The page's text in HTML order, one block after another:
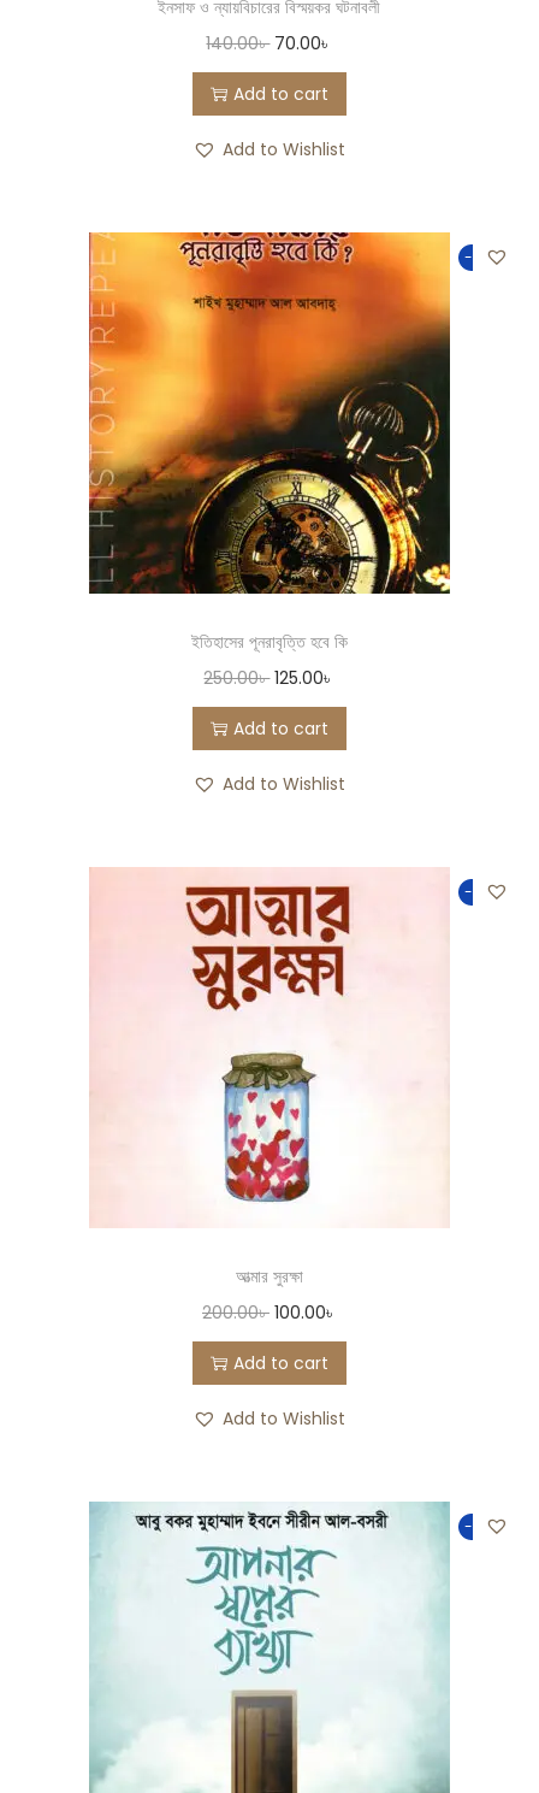
ইনসাফ ও ন্যায়বিচারের বিস্ময়কর ঘটনাবলী
140.00৳ 70.00৳
Add to cart
Add to Wishlist
-50%
ইতিহাসের পূনরাবৃত্তি হবে কি
250.00৳ 125.00৳
Add to cart
Add to Wishlist
-50%
আত্মার সুরক্ষা
200.00৳ 100.00৳
Add to cart
Add to Wishlist
-50%